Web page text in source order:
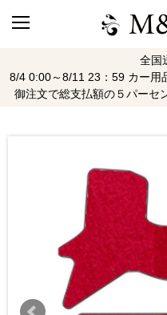
全国
8/4 0:00～8/11 23：59 カー用
御注文で総支払額の５パーセ